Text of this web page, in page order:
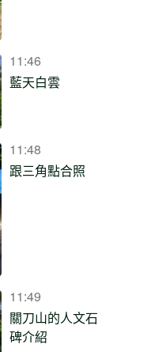
11:46
藍天白雲
11:48
跟三角點合照
11:49
關刀山的人文石
碑介紹